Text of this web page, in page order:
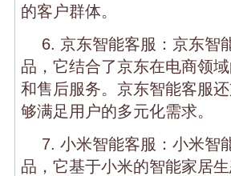
的客户群体。
6. 京东智能客服：京东智
品，它结合了京东在电商领
和售后服务。京东智能客服
够满足用户的多元化需求。
7. 小米智能客服：小米智
品，它基于小米的智能家居